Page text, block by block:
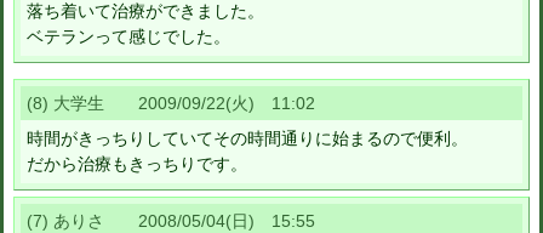
落ち着いて治療ができました。
ベテランって感じでした。
(8) 大学生 2009/09/22(火) 11:02
時間がきっちりしていてその時間通りに始まるので便利。
だから治療もきっちりです。
(7) ありさ 2008/05/04(日) 15:55